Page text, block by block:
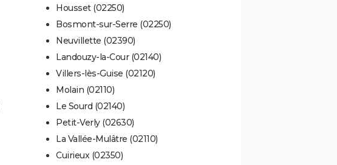
Housset (02250)
Bosmont-sur-Serre (02250)
Neuvillette (02390)
Landouzy-la-Cour (02140)
Villers-lès-Guise (02120)
Molain (02110)
Le Sourd (02140)
Petit-Verly (02630)
La Vallée-Mulâtre (02110)
Cuirieux (02350)